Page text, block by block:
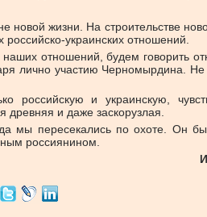
жизни. На строительстве
украинских отношений.
отношений, будем говорить
лично участию Черномырдина.
и украинскую,
и даже заскорузлая.
мы пересекались по охоте. Он
россиянином.